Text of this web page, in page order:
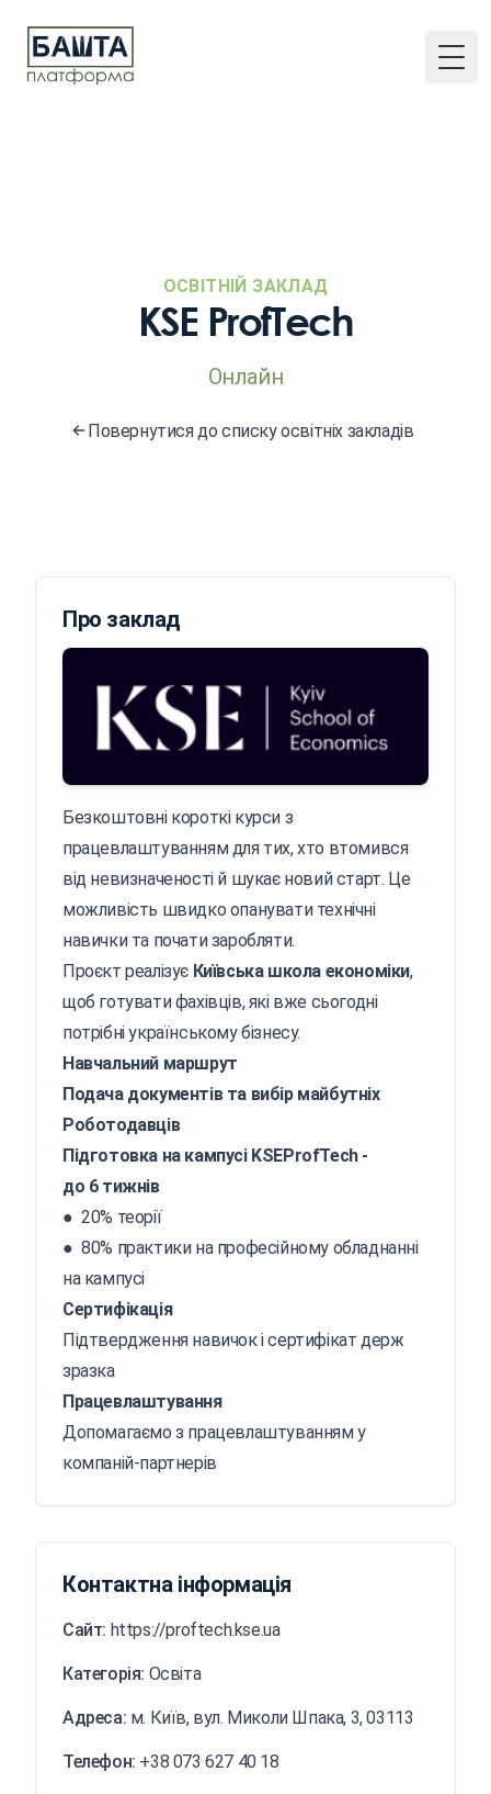
ОСВІТНІЙ ЗАКЛАД
KSE ProfTech
Онлайн
Повернутися до списку освітніх закладів
Про заклад
Безкоштовні короткі курси з
працевлаштуванням для тих, хто втомився
від невизначеності й шукає новий старт. Це
можливість швидко опанувати технічні
навички та почати заробляти.
Проєкт реалізує Київська школа економіки,
щоб готувати фахівців, які вже сьогодні
потрібні українському бізнесу.
Навчальний маршрут
Подача документів та вибір майбутніх
Роботодавців
Підготовка на кампусі KSEProfTech -
до 6 тижнів
● 20% теорії
● 80% практики на професійному обладнанні
на кампусі
Сертифікація
Підтвердження навичок і сертифікат держ
зразка
Працевлаштування
Допомагаємо з працевлаштуванням у
компаній-партнерів
Контактна інформація
Сайт: https://proftech.kse.ua
Категорія: Освіта
Адреса: м. Київ, вул. Миколи Шпака, 3, 03113
Телефон: +38 073 627 40 18